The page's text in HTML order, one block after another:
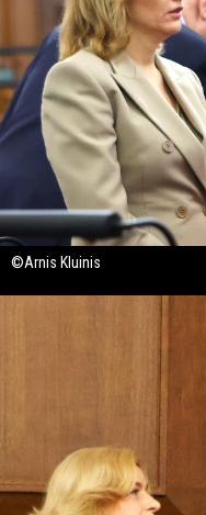
©Arnis Kluinis